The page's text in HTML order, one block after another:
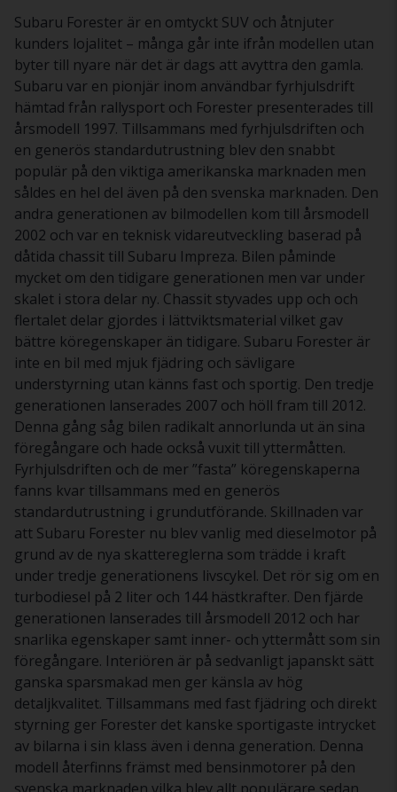
Subaru Forester är en omtyckt SUV och åtnjuter
kunders lojalitet – många går inte ifrån modellen utan
byter till nyare när det är dags att avyttra den gamla.
Subaru var en pionjär inom användbar fyrhjulsdrift
hämtad från rallysport och Forester presenterades till
årsmodell 1997. Tillsammans med fyrhjulsdriften och
en generös standardutrustning blev den snabbt
populär på den viktiga amerikanska marknaden men
såldes en hel del även på den svenska marknaden. Den
andra generationen av bilmodellen kom till årsmodell
2002 och var en teknisk vidareutveckling baserad på
dåtida chassit till Subaru Impreza. Bilen påminde
mycket om den tidigare generationen men var under
skalet i stora delar ny. Chassit styvades upp och och
flertalet delar gjordes i lättviktsmaterial vilket gav
bättre köregenskaper än tidigare. Subaru Forester är
inte en bil med mjuk fjädring och sävligare
understyrning utan känns fast och sportig. Den tredje
generationen lanserades 2007 och höll fram till 2012.
Denna gång såg bilen radikalt annorlunda ut än sina
föregångare och hade också vuxit till yttermåtten.
Fyrhjulsdriften och de mer ”fasta” köregenskaperna
fanns kvar tillsammans med en generös
standardutrustning i grundutförande. Skillnaden var
att Subaru Forester nu blev vanlig med dieselmotor på
grund av de nya skattereglerna som trädde i kraft
under tredje generationens livscykel. Det rör sig om en
turbodiesel på 2 liter och 144 hästkrafter. Den fjärde
generationen lanserades till årsmodell 2012 och har
snarlika egenskaper samt inner- och yttermått som sin
föregångare. Interiören är på sedvanligt japanskt sätt
ganska sparsmakad men ger känsla av hög
detaljkvalitet. Tillsammans med fast fjädring och direkt
styrning ger Forester det kanske sportigaste intrycket
av bilarna i sin klass även i denna generation. Denna
modell återfinns främst med bensinmotorer på den
svenska marknaden vilka blev allt populärare sedan